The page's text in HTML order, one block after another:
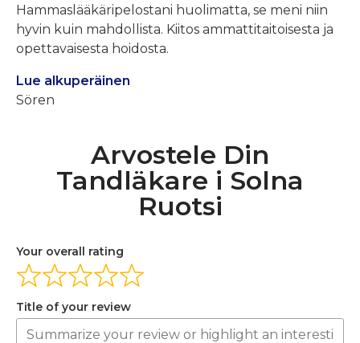
Hammaslääkäripelostani huolimatta, se meni niin
hyvin kuin mahdollista. Kiitos ammattitaitoisesta ja
opettavaisesta hoidosta.
Lue alkuperäinen
Sören
Arvostele Din
Tandläkare i Solna
Ruotsi
Your overall rating
Title of your review